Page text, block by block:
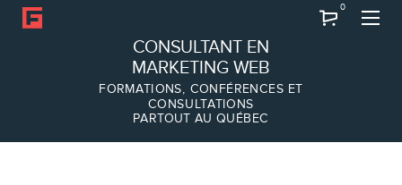
CONSULTANT EN
MARKETING WEB
FORMATIONS, CONFÉRENCES ET
CONSULTATIONS
PARTOUT AU QUÉBEC
0
À PROPOS